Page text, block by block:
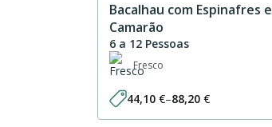
Bacalhau com Espinafres e
Camarão
6 a 12 Pessoas
Fresco
44,10 €–88,20 €
Price
range: